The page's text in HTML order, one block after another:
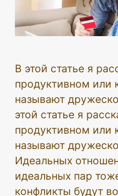
В этой статье я
продуктивном или
называют
этой статье я
продуктивном или
называют
Идеальных
идеальных пар
конфликты будут